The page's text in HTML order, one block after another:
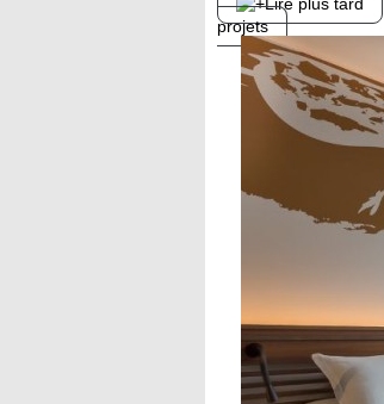
projets